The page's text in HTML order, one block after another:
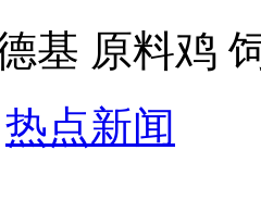
基 原料鸡
热点新闻